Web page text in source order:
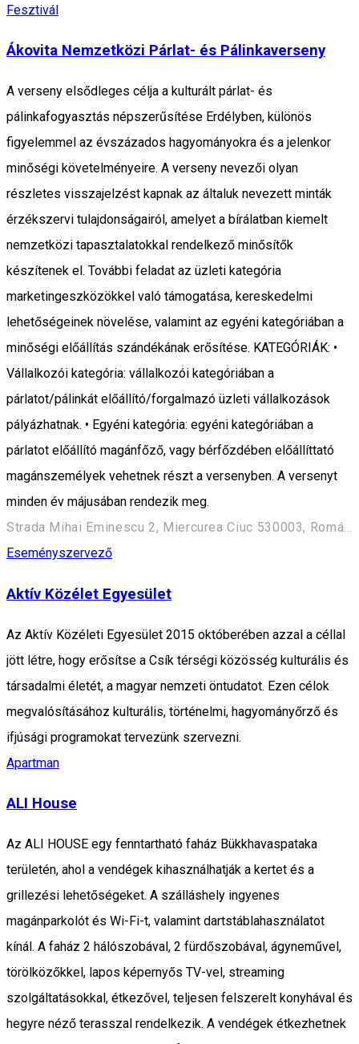
Fesztivál
Ákovita Nemzetközi Párlat- és Pálinkaverseny
A verseny elsődleges célja a kulturált párlat- és
pálinkafogyasztás népszerűsítése Erdélyben, különös
figyelemmel az évszázados hagyományokra és a jelenkor
minőségi követelményeire. A verseny nevezői olyan
részletes visszajelzést kapnak az általuk nevezett minták
érzékszervi tulajdonságairól, amelyet a bírálatban kiemelt
nemzetközi tapasztalatokkal rendelkező minősítők
készítenek el. További feladat az üzleti kategória
marketingeszközökkel való támogatása, kereskedelmi
lehetőségeinek növelése, valamint az egyéni kategóriában a
minőségi előállítás szándékának erősítése. KATEGÓRIÁK: •
Vállalkozói kategória: vállalkozói kategóriában a
párlatot/pálinkát előállító/forgalmazó üzleti vállalkozások
pályázhatnak. • Egyéni kategória: egyéni kategóriában a
párlatot előállító magánfőző, vagy bérfőzdében előállíttató
magánszemélyek vehetnek részt a versenyben. A versenyt
minden év májusában rendezik meg.
Strada Mihai Eminescu 2, Miercurea Ciuc 530003, Románia
Eseményszervező
Aktív Közélet Egyesület
Az Aktív Közéleti Egyesület 2015 októberében azzal a céllal
jött létre, hogy erősítse a Csík térségi közösség kulturális és
társadalmi életét, a magyar nemzeti öntudatot. Ezen célok
megvalósításához kulturális, történelmi, hagyományőrző és
ifjúsági programokat tervezünk szervezni.
Apartman
ALI House
Az ALI HOUSE egy fenntartható faház Bükkhavaspataka
területén, ahol a vendégek kihasználhatják a kertet és a
grillezési lehetőségeket. A szálláshely ingyenes
magánparkolót és Wi-Fi-t, valamint dartstáblahasználatot
kínál. A faház 2 hálószobával, 2 fürdőszobával, ágyneművel,
törölközőkkel, lapos képernyős TV-vel, streaming
szolgáltatásokkal, étkezővel, teljesen felszerelt konyhával és
hegyre néző terasszal rendelkezik. A vendégek étkezhetnek